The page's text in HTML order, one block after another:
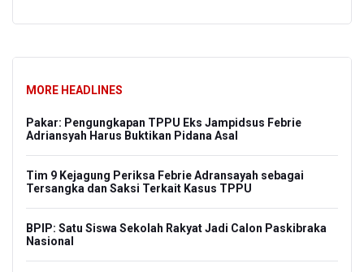
MORE HEADLINES
Pakar: Pengungkapan TPPU Eks Jampidsus Febrie
Adriansyah Harus Buktikan Pidana Asal
Tim 9 Kejagung Periksa Febrie Adransayah sebagai
Tersangka dan Saksi Terkait Kasus TPPU
BPIP: Satu Siswa Sekolah Rakyat Jadi Calon Paskibraka
Nasional